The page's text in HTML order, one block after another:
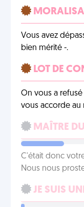
Vous avez
bien mérité -.
LOT DE
On vous a
vous accorde au
MAÎTRE
C'était donc
Nous nous
JE SUIS